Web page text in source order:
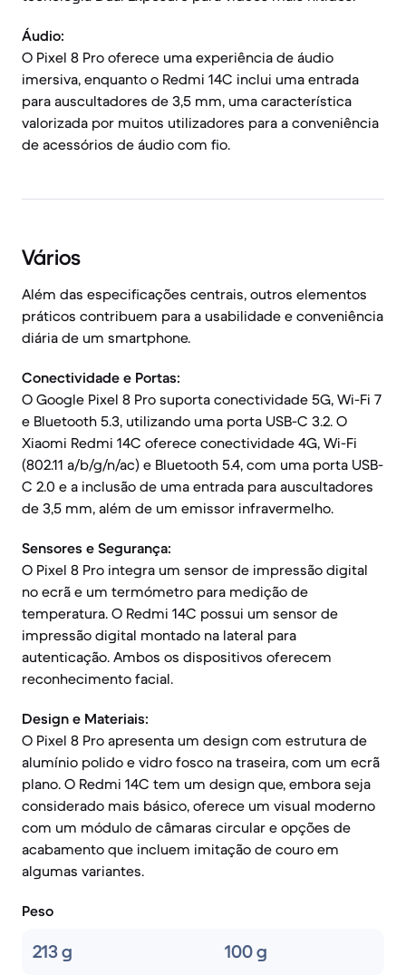
Áudio:
O Pixel 8 Pro oferece uma experiência de áudio
imersiva, enquanto o Redmi 14C inclui uma entrada
para auscultadores de 3,5 mm, uma característica
valorizada por muitos utilizadores para a conveniência
de acessórios de áudio com fio.
Vários
Além das especificações centrais, outros elementos
práticos contribuem para a usabilidade e conveniência
diária de um smartphone.
Conectividade e Portas:
O Google Pixel 8 Pro suporta conectividade 5G, Wi-Fi 7
e Bluetooth 5.3, utilizando uma porta USB-C 3.2. O
Xiaomi Redmi 14C oferece conectividade 4G, Wi-Fi
(802.11 a/b/g/n/ac) e Bluetooth 5.4, com uma porta USB-
C 2.0 e a inclusão de uma entrada para auscultadores
de 3,5 mm, além de um emissor infravermelho.
Sensores e Segurança:
O Pixel 8 Pro integra um sensor de impressão digital
no ecrã e um termómetro para medição de
temperatura. O Redmi 14C possui um sensor de
impressão digital montado na lateral para
autenticação. Ambos os dispositivos oferecem
reconhecimento facial.
Design e Materiais:
O Pixel 8 Pro apresenta um design com estrutura de
alumínio polido e vidro fosco na traseira, com um ecrã
plano. O Redmi 14C tem um design que, embora seja
considerado mais básico, oferece um visual moderno
com um módulo de câmaras circular e opções de
acabamento que incluem imitação de couro em
algumas variantes.
Peso
213 g 100 g